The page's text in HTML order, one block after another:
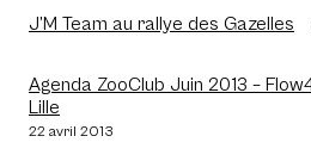
J’M Team au rallye des Gazelles
Agenda ZooClub Juin 2013 –
Lille
22 avril 2013